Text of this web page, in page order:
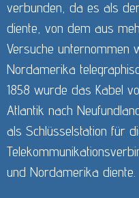
verbunden, da es als
diente, von dem aus
Versuche unternommen
Nordamerika
1858 wurde das Kabel
Atlantik nach
als Schlüsselstation für
und Nordamerika diente.